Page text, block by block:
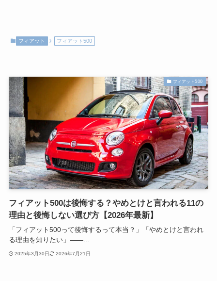
フィアット フィアット500
フィアット500
フィアット500は後悔する？やめとけと言われる11の
理由と後悔しない選び方【2026年最新】
「フィアット500って後悔するって本当？」「やめとけと言われ
る理由を知りたい」——...
2025年3月30日 2026年7月21日